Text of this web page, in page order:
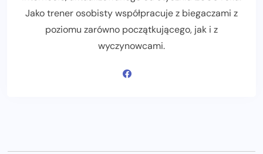
Jako trener osobisty współpracuje z biegaczami z
poziomu zarówno początkującego, jak i z
wyczynowcami.